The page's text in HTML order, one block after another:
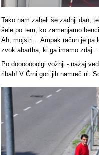
Tako nam zabeli še zadnji dan,
šele po tem, ko zamenjamo
Ah, mojstri... Ampak račun je pa
zvok abartha, ki ga imamo zdaj...
Po dooooooolgi vožnji - nazaj
ribah! V Črni gori jih namreč ni.